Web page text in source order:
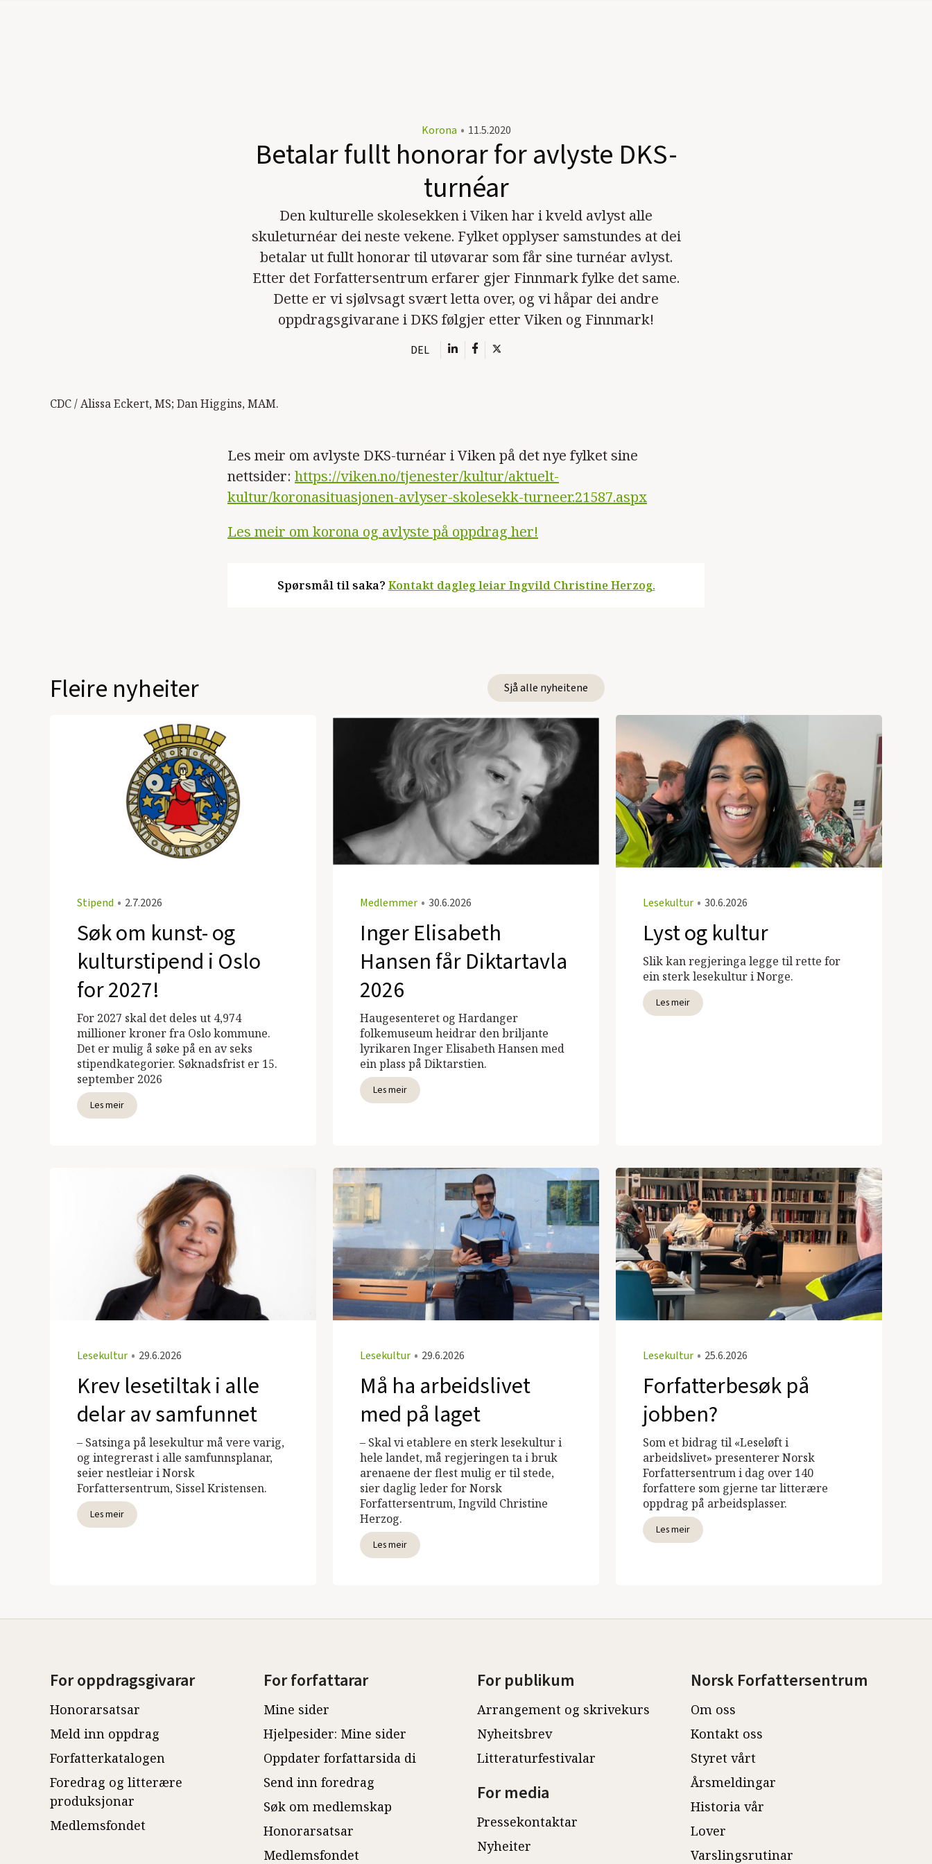
Korona • 11.5.2020
Betalar fullt honorar for avlyste DKS-
turnéar
Den kulturelle skolesekken i Viken har i kveld avlyst alle
skuleturnéar dei neste vekene. Fylket opplyser samstundes at dei
betalar ut fullt honorar til utøvarar som får sine turnéar avlyst.
Etter det Forfattersentrum erfarer gjer Finnmark fylke det same.
Dette er vi sjølvsagt svært letta over, og vi håpar dei andre
oppdragsgivarane i DKS følgjer etter Viken og Finnmark!
DEL
CDC / Alissa Eckert, MS; Dan Higgins, MAM.
Les meir om avlyste DKS-turnéar i Viken på det nye fylket sine
nettsider: https://viken.no/tjenester/kultur/aktuelt-
kultur/koronasituasjonen-avlyser-skolesekk-turneer.21587.aspx
Les meir om korona og avlyste på oppdrag her!
Spørsmål til saka? Kontakt dagleg leiar Ingvild Christine Herzog.
Fleire nyheiter Sjå alle nyheitene
Stipend • 2.7.2026
Søk om kunst- og
kulturstipend i Oslo
for 2027!
For 2027 skal det deles ut 4,974
millioner kroner fra Oslo kommune.
Det er mulig å søke på en av seks
stipendkategorier. Søknadsfrist er 15.
september 2026
Les meir
Medlemmer • 30.6.2026
Inger Elisabeth
Hansen får Diktartavla
2026
Haugesenteret og Hardanger
folkemuseum heidrar den briljante
lyrikaren Inger Elisabeth Hansen med
ein plass på Diktarstien.
Les meir
Lesekultur • 30.6.2026
Lyst og kultur
Slik kan regjeringa legge til rette for
ein sterk lesekultur i Norge.
Les meir
Lesekultur • 29.6.2026
Krev lesetiltak i alle
delar av samfunnet
– Satsinga på lesekultur må vere varig,
og integrerast i alle samfunnsplanar,
seier nestleiar i Norsk
Forfattersentrum, Sissel Kristensen.
Les meir
Lesekultur • 29.6.2026
Må ha arbeidslivet
med på laget
– Skal vi etablere en sterk lesekultur i
hele landet, må regjeringen ta i bruk
arenaene der flest mulig er til stede,
sier daglig leder for Norsk
Forfattersentrum, Ingvild Christine
Herzog.
Les meir
Lesekultur • 25.6.2026
Forfatterbesøk på
jobben?
Som et bidrag til «Leseløft i
arbeidslivet» presenterer Norsk
Forfattersentrum i dag over 140
forfattere som gjerne tar litterære
oppdrag på arbeidsplasser.
Les meir
For oppdragsgivarar
Honorarsatsar
Meld inn oppdrag
Forfatterkatalogen
Foredrag og litterære
produksjonar
Medlemsfondet
For forfattarar
Mine sider
Hjelpesider: Mine sider
Oppdater forfattarsida di
Send inn foredrag
Søk om medlemskap
Honorarsatsar
Medlemsfondet
For publikum
Arrangement og skrivekurs
Nyheitsbrev
Litteraturfestivalar
For media
Pressekontaktar
Nyheiter
Norsk Forfattersentrum
Om oss
Kontakt oss
Styret vårt
Årsmeldingar
Historia vår
Lover
Varslingsrutinar